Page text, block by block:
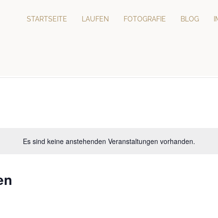
STARTSEITE LAUFEN FOTOGRAFIE BLOG
Es sind keine anstehenden Veranstaltungen vorhanden.